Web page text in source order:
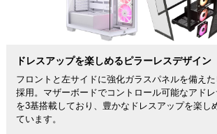
ドレスアップを楽しめるピラーレスデザイン
フロントと左サイドに強化ガラスパネルを備え
採用。マザーボードでコントロール可能なアド
を3基搭載しており、豊かなドレスアップを楽し
ています。